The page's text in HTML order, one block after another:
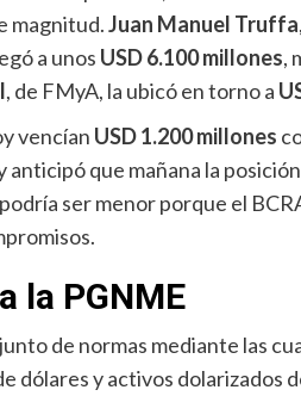
magnitud.Juan Manuel Truffa
a unos USD 6.100 millones,
, de FMyA, la ubicó en torno a
vencían USD 1.200 millones
que mañana la
ser menor porque el
la PGNME
de normas mediante las
dólares y activos dolarizados